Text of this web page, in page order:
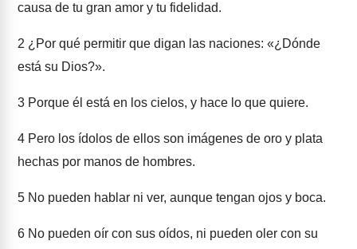
causa de tu gran amor y tu fidelidad.
2 ¿Por qué permitir que digan las naciones: «¿Dónde
está su Dios?».
3 Porque él está en los cielos, y hace lo que quiere.
4 Pero los ídolos de ellos son imágenes de oro y plata
hechas por manos de hombres.
5 No pueden hablar ni ver, aunque tengan ojos y boca.
6 No pueden oír con sus oídos, ni pueden oler con su